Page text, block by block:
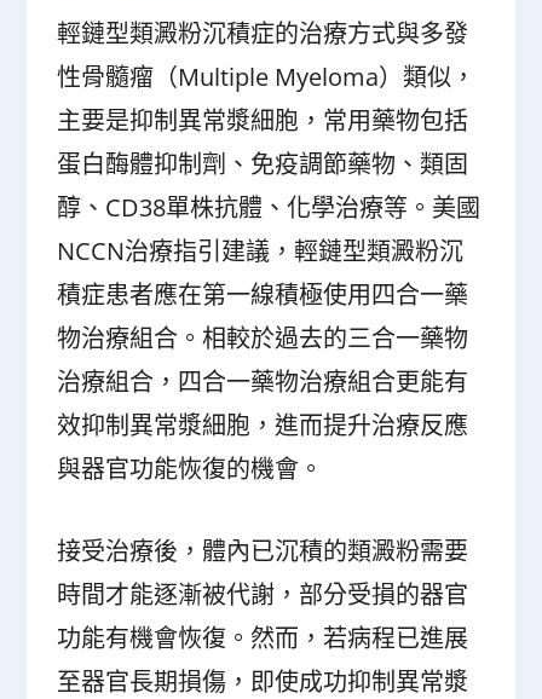
輕鏈型類澱粉沉積症的治療方式與多發
性骨髓瘤（Multiple Myeloma）類似，
主要是抑制異常漿細胞，常用藥物包括
蛋白酶體抑制劑、免疫調節藥物、類固
醇、CD38單株抗體、化學治療等。美國
NCCN治療指引建議，輕鏈型類澱粉沉
積症患者應在第一線積極使用四合一藥
物治療組合。相較於過去的三合一藥物
治療組合，四合一藥物治療組合更能有
效抑制異常漿細胞，進而提升治療反應
與器官功能恢復的機會。
接受治療後，體內已沉積的類澱粉需要
時間才能逐漸被代謝，部分受損的器官
功能有機會恢復。然而，若病程已進展
至器官長期損傷，即使成功抑制異常漿